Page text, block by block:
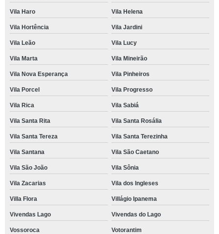
Vila Haro Vila Helena
Vila Hortência Vila Jardini
Vila Leão Vila Lucy
Vila Marta Vila Mineirão
Vila Nova Esperança Vila Pinheiros
Vila Porcel Vila Progresso
Vila Rica Vila Sabiá
Vila Santa Rita Vila Santa Rosália
Vila Santa Tereza Vila Santa Terezinha
Vila Santana Vila São Caetano
Vila São João Vila Sônia
Vila Zacarias Vila dos Ingleses
Villa Flora Villágio Ipanema
Vivendas Lago Vivendas do Lago
Vossoroca Votorantim